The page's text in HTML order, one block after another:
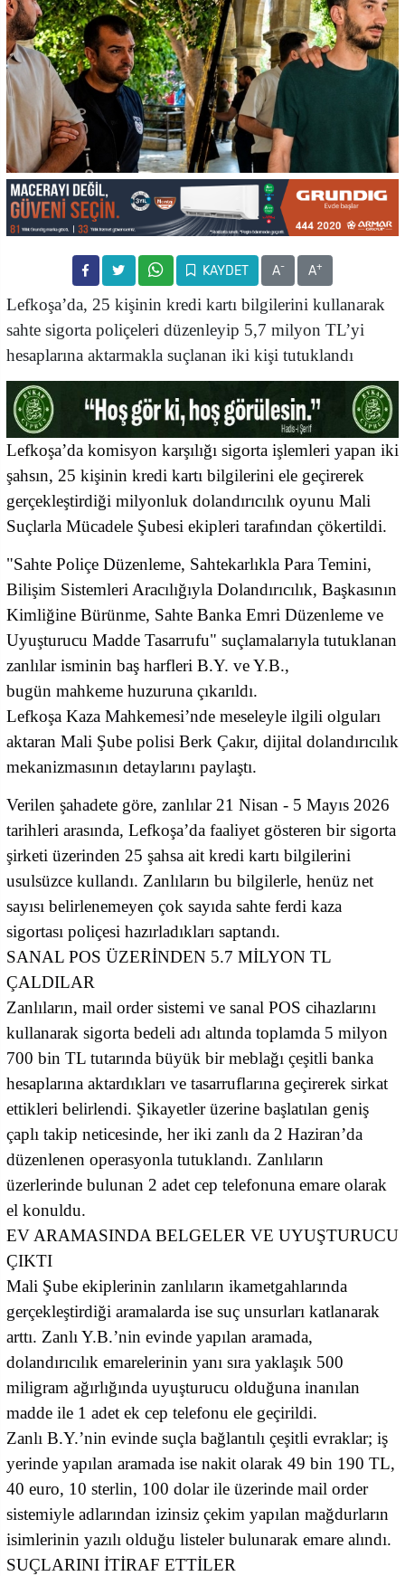
KAYDET A- A+
Lefkoşa’da, 25 kişinin kredi kartı bilgilerini kullanarak
sahte sigorta poliçeleri düzenleyip 5,7 milyon TL’yi
hesaplarına aktarmakla suçlanan iki kişi tutuklandı
Lefkoşa’da komisyon karşılığı sigorta işlemleri yapan iki
şahsın, 25 kişinin kredi kartı bilgilerini ele geçirerek
gerçekleştirdiği milyonluk dolandırıcılık oyunu Mali
Suçlarla Mücadele Şubesi ekipleri tarafından çökertildi.
"Sahte Poliçe Düzenleme, Sahtekarlıkla Para Temini,
Bilişim Sistemleri Aracılığıyla Dolandırıcılık, Başkasının
Kimliğine Bürünme, Sahte Banka Emri Düzenleme ve
Uyuşturucu Madde Tasarrufu" suçlamalarıyla tutuklanan
zanlılar isminin baş harfleri B.Y. ve Y.B.,
bugün mahkeme huzuruna çıkarıldı.
Lefkoşa Kaza Mahkemesi’nde meseleyle ilgili olguları
aktaran Mali Şube polisi Berk Çakır, dijital dolandırıcılık
mekanizmasının detaylarını paylaştı.
Verilen şahadete göre, zanlılar 21 Nisan - 5 Mayıs 2026
tarihleri arasında, Lefkoşa’da faaliyet gösteren bir sigorta
şirketi üzerinden 25 şahsa ait kredi kartı bilgilerini
usulsüzce kullandı. Zanlıların bu bilgilerle, henüz net
sayısı belirlenemeyen çok sayıda sahte ferdi kaza
sigortası poliçesi hazırladıkları saptandı.
SANAL POS ÜZERİNDEN 5.7 MİLYON TL
ÇALDILAR
Zanlıların, mail order sistemi ve sanal POS cihazlarını
kullanarak sigorta bedeli adı altında toplamda 5 milyon
700 bin TL tutarında büyük bir meblağı çeşitli banka
hesaplarına aktardıkları ve tasarruflarına geçirerek sirkat
ettikleri belirlendi. Şikayetler üzerine başlatılan geniş
çaplı takip neticesinde, her iki zanlı da 2 Haziran’da
düzenlenen operasyonla tutuklandı. Zanlıların
üzerlerinde bulunan 2 adet cep telefonuna emare olarak
el konuldu.
EV ARAMASINDA BELGELER VE UYUŞTURUCU
ÇIKTI
Mali Şube ekiplerinin zanlıların ikametgahlarında
gerçekleştirdiği aramalarda ise suç unsurları katlanarak
arttı. Zanlı Y.B.’nin evinde yapılan aramada,
dolandırıcılık emarelerinin yanı sıra yaklaşık 500
miligram ağırlığında uyuşturucu olduğuna inanılan
madde ile 1 adet ek cep telefonu ele geçirildi.
Zanlı B.Y.’nin evinde suçla bağlantılı çeşitli evraklar; iş
yerinde yapılan aramada ise nakit olarak 49 bin 190 TL,
40 euro, 10 sterlin, 100 dolar ile üzerinde mail order
sistemiyle adlarından izinsiz çekim yapılan mağdurların
isimlerinin yazılı olduğu listeler bulunarak emare alındı.
SUÇLARINI İTİRAF ETTİLER